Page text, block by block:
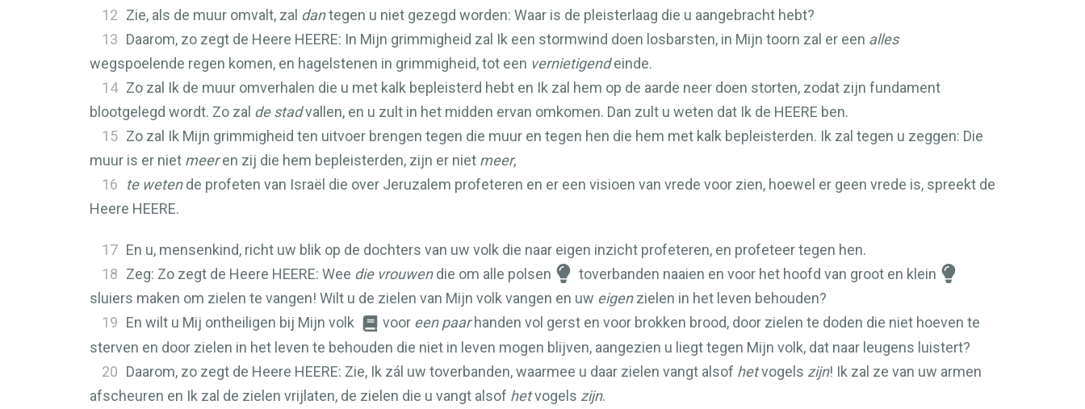
12 Zie, als de muur omvalt, zal dantegen u niet gezegd worden: Waar is de pleisterlaag die u aangebracht hebt?
13 Daarom, zo zegt de Heere HEERE: In Mijn grimmigheid zal Ik een stormwind doen losbarsten, in Mijn toorn zal er een alles
wegspoelende regen komen, en hagelstenen in grimmigheid, tot een vernietigendeinde.
14 Zo zal Ik de muur omverhalen die u met kalk bepleisterd hebt en Ik zal hem op de aarde neer doen storten, zodat zijn fundament
blootgelegd wordt. Zo zal de stadvallen, en u zult in het midden ervan omkomen. Dan zult u weten dat Ik de HEERE ben.
15 Zo zal Ik Mijn grimmigheid ten uitvoer brengen tegen die muur en tegen hen die hem met kalk bepleisterden. Ik zal tegen u zeggen: Die
muur is er niet meeren zij die hem bepleisterden, zijn er niet meer,
16
te wetende profeten van Israël die over Jeruzalem profeteren en er een visioen van vrede voor zien, hoewel er geen vrede is, spreekt de
Heere HEERE.
17 En u, mensenkind, richt uw blik op de dochters van uw volk die naar eigen inzicht profeteren, en profeteer tegen hen.
18 Zeg: Zo zegt de Heere HEERE: Wee die vrouwendie om alle polsen
toverbanden naaien en voor het hoofd van groot en klein
sluiers maken om zielen te vangen! Wilt u de zielen van Mijn volk vangen en uw eigenzielen in het leven behouden?
19 En wilt u Mij ontheiligen bij Mijn volk voor een paarhanden vol gerst en voor brokken brood, door zielen te doden die niet hoeven te
sterven en door zielen in het leven te behouden die niet in leven mogen blijven, aangezien u liegt tegen Mijn volk, dat naar leugens luistert?
20 Daarom, zo zegt de Heere HEERE: Zie, Ik zál uw toverbanden, waarmee u daar zielen vangt alsof hetvogels zijn! Ik zal ze van uw armen
afscheuren en Ik zal de zielen vrijlaten, de zielen die u vangt alsof hetvogels zijn.